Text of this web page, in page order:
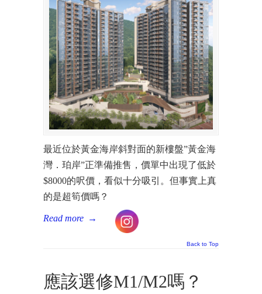
最近位於黃金海岸斜對面的新樓盤”黃金海
灣．珀岸”正準備推售，價單中出現了低於
$8000的呎價，看似十分吸引。但事實上真
的是超筍價嗎？
Read more →
Back to Top
應該選修M1/M2嗎？